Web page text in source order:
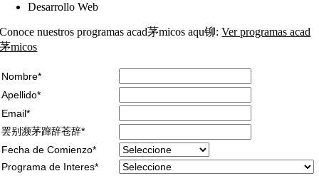
Desarrollo Web
Conoce nuestros programas acad茅micos aqu铆:Ver programas acad
茅micos
Nombre*
Apellido*
Email*
罢别濒茅蹿辞苍辞*
Fecha de Comienzo*
Programa de Interes*